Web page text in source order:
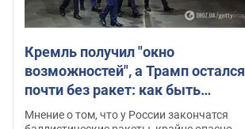
Кремль получил "окно
возможностей", а Трамп остался
почти без ракет: как быть
Украине? Интервью с Мельником
Мнение о том, что у России закончатся